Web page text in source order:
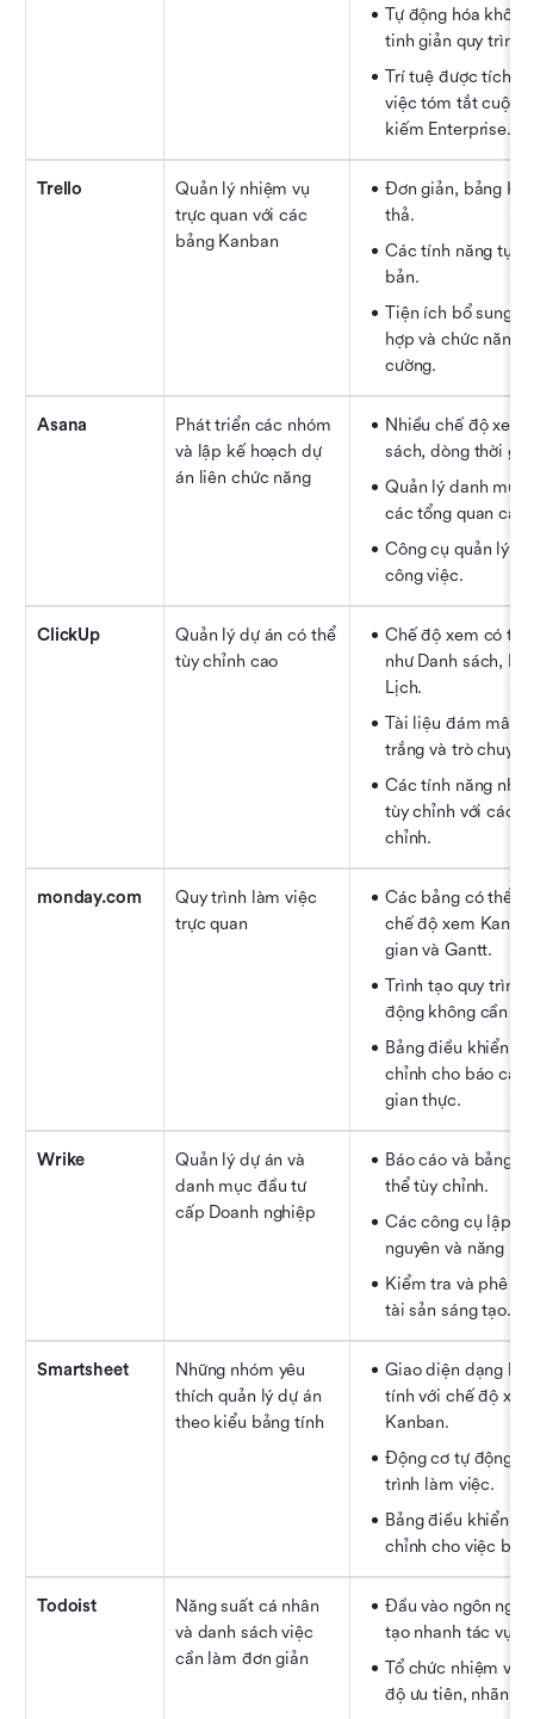
Tự động hóa
tinh giản quy trình
Trí tuệ được tích
việc tóm tắt cuộc
kiếm Enterprise.
Trello
Quản lý nhiệm vụ
trực quan với các
bảng Kanban
Đơn giản, bảng
thả.
Các tính năng tự
bản.
Tiện ích bổ sung
hợp và chức năng
cường.
Asana
Phát triển các nhóm
và lập kế hoạch dự
án liên chức năng
Nhiều chế độ xem
sách, dòng thời
Quản lý danh mục
các tổng quan cấp
Công cụ quản lý
công việc.
ClickUp
Quản lý dự án có thể
tùy chỉnh cao
Chế độ xem có
như Danh sách,
Lịch.
Tài liệu đám mây
trắng và trò
Các tính năng
tùy chỉnh với các
chỉnh.
monday.com
Quy trình làm việc
trực quan
Các bảng có thể
chế độ xem
gian và Gantt.
Trình tạo quy trình
động không cần
Bảng điều khiển
chỉnh cho báo cáo
gian thực.
Wrike
Quản lý dự án và
danh mục đầu tư
cấp Doanh nghiệp
Báo cáo và bảng
thể tùy chỉnh.
Các công cụ lập
nguyên và năng
Kiểm tra và phê
tài sản sáng tạo.
Smartsheet
Những nhóm yêu
thích quản lý dự án
theo kiểu bảng tính
Giao diện dạng
tính với chế độ
Kanban.
Động cơ tự động
trình làm việc.
Bảng điều khiển
chỉnh cho việc báo
Todoist
Năng suất cá nhân
và danh sách việc
cần làm đơn giản
Đầu vào ngôn ngữ
tạo nhanh tác vụ.
Tổ chức nhiệm vụ
độ ưu tiên, nhãn